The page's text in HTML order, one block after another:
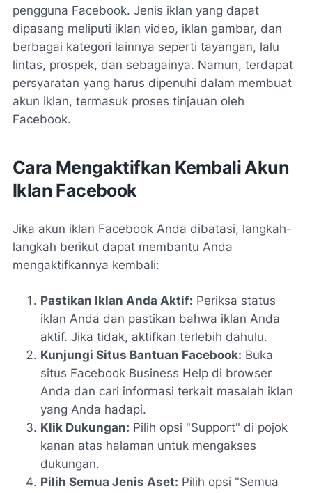
pengguna Facebook. Jenis iklan yang dapat
dipasang meliputi iklan video, iklan gambar, dan
berbagai kategori lainnya seperti tayangan, lalu
lintas, prospek, dan sebagainya. Namun, terdapat
persyaratan yang harus dipenuhi dalam membuat
akun iklan, termasuk proses tinjauan oleh
Facebook.
Cara Mengaktifkan Kembali Akun
Iklan Facebook
Jika akun iklan Facebook Anda dibatasi, langkah-
langkah berikut dapat membantu Anda
mengaktifkannya kembali:
Pastikan Iklan Anda Aktif: Periksa status
iklan Anda dan pastikan bahwa iklan Anda
aktif. Jika tidak, aktifkan terlebih dahulu.
Kunjungi Situs Bantuan Facebook: Buka
situs Facebook Business Help di browser
Anda dan cari informasi terkait masalah iklan
yang Anda hadapi.
Klik Dukungan: Pilih opsi "Support" di pojok
kanan atas halaman untuk mengakses
dukungan.
Pilih Semua Jenis Aset: Pilih opsi "Semua